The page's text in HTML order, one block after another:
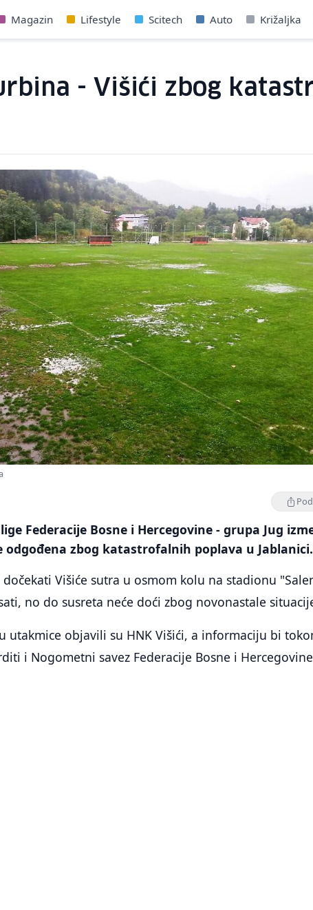
Magazin Lifestyle Scitech Auto Križaljka
- Višići zbog
Federacije Bosne i Hercegovine - grupa Jug
odgođena zbog katastrofalnih poplava u Jablanici.
Višiće sutra u osmom kolu na stadionu
no do susreta neće doći zbog novonastale
utakmice objavili su HNK Višići, a informaciju bi
i Nogometni savez Federacije Bosne i